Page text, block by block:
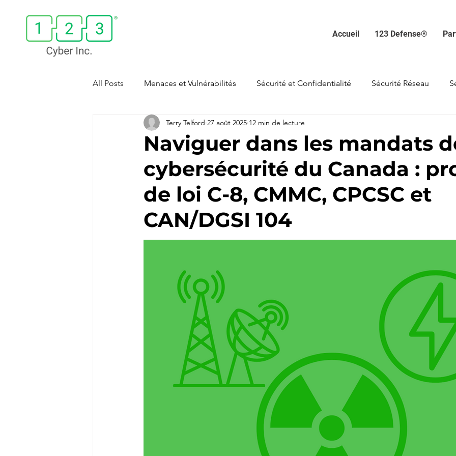
Accueil 123 Defense®
All Posts Menaces et Vulnérabilités Sécurité et Confidentialité Sécurité Réseau
Sécurité du Cloud Sensibilisation et Formation
Meilleures Pratiques en Cyber Technologies Émergentes IA, IdO,etc Sécurité Mobile
Gestion des Mots de Passe Hameçonnage et Ingénierie Sociale Malveillants et
Naviguer dans les mandats
cybersécurité du Canada :
de loi C-8, CMMC, CPCSC et
CAN/DGSI 104
Terry Telford 27 août 2025 12 min de lecture